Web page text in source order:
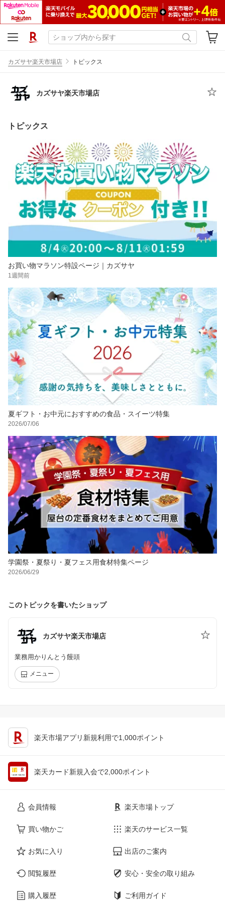
カズサヤ楽天市場店 トピックス
カズサヤ楽天市場店
トピックス
お買い物マラソン特設ページ｜カズサヤ
1週間前
夏ギフト・お中元におすすめの食品・スイーツ特集
2026/07/06
学園祭・夏祭り・夏フェス用食材特集ページ
2026/06/29
このトピックを書いたショップ
カズサヤ楽天市場店
業務用かりんとう饅頭
メニュー
楽天市場アプリ新規利用で1,000ポイント
楽天カード新規入会で2,000ポイント
会員情報
買い物かご
お気に入り
閲覧履歴
購入履歴
楽天市場トップ
楽天のサービス一覧
出店のご案内
安心・安全の取り組み
ご利用ガイド